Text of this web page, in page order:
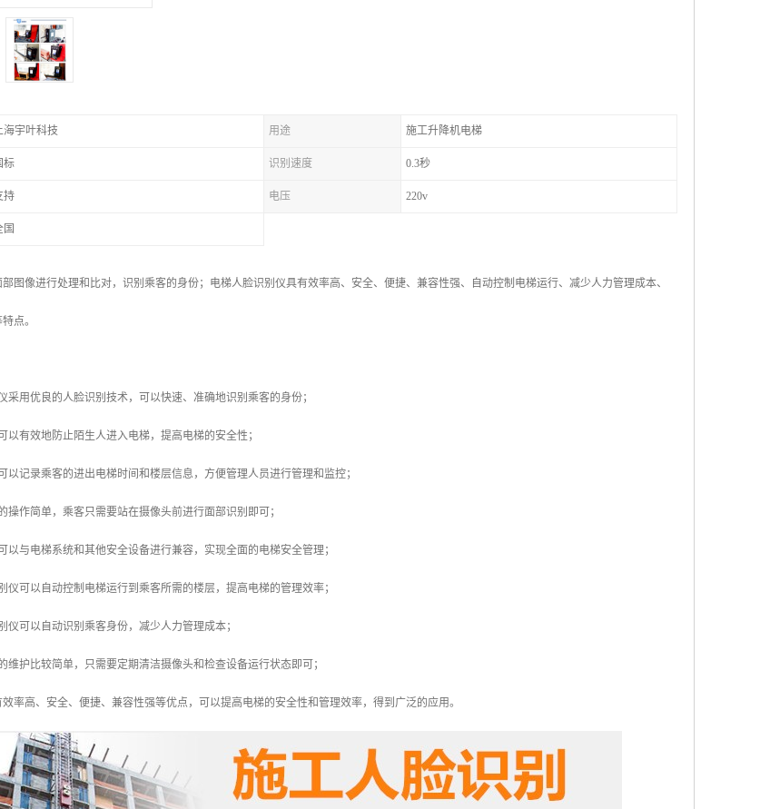
海宇叶科技 用途 施工升降机电梯
标 识别速度 0.3秒
持 电压 220v
国
图像进行处理和比对，识别乘客的身份；电梯人脸识别仪具有效率高、安全、便捷、兼容性强、自动控制电梯运行、减少人力管理成本、
点。
采用优良的人脸识别技术，可以快速、准确地识别乘客的身份；
以有效地防止陌生人进入电梯，提高电梯的安全性；
以记录乘客的进出电梯时间和楼层信息，方便管理人员进行管理和监控；
操作简单，乘客只需要站在摄像头前进行面部识别即可；
以与电梯系统和其他安全设备进行兼容，实现全面的电梯安全管理；
仪可以自动控制电梯运行到乘客所需的楼层，提高电梯的管理效率；
仪可以自动识别乘客身份，减少人力管理成本；
维护比较简单，只需要定期清洁摄像头和检查设备运行状态即可；
率高、安全、便捷、兼容性强等优点，可以提高电梯的安全性和管理效率，得到广泛的应用。